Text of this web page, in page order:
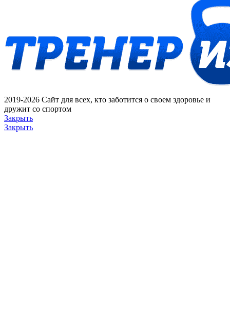
2019-2026 Сайт для всех, кто заботится о своем здоровье и
дружит со спортом
Закрыть
Закрыть